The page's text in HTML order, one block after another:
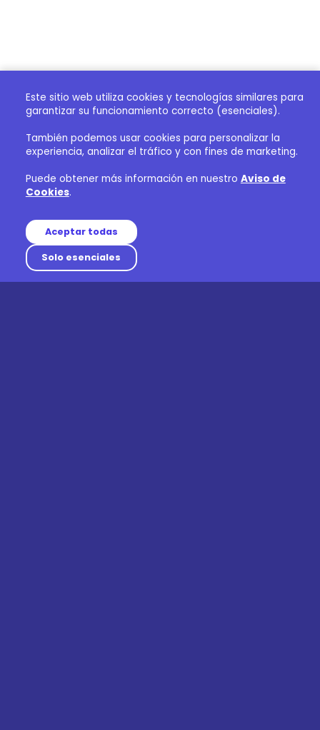
Este sitio web utiliza cookies y tecnologías similares para
garantizar su funcionamiento correcto (esenciales).
También podemos usar cookies para personalizar la
experiencia, analizar el tráfico y con fines de marketing.
Puede obtener más información en nuestro Aviso de
Cookies.
Aceptar todas
Solo esenciales